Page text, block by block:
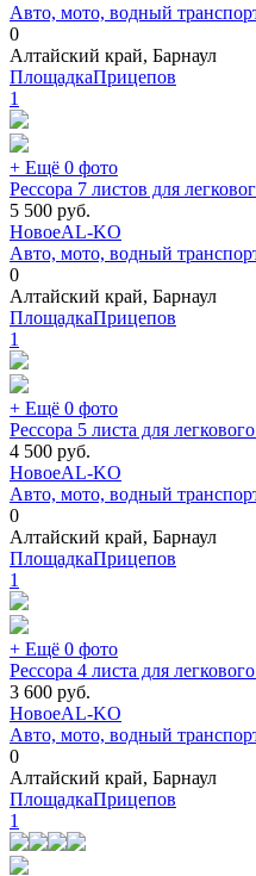
Авто, мото, водный
0
Алтайский край, Барнаул
ПлощадкаПрицепов
1
+ Ещё 0 фото
Рессора 7 листов для
5 500 руб.
НовоеAL-KO
Авто, мото, водный
0
Алтайский край, Барнаул
ПлощадкаПрицепов
1
+ Ещё 0 фото
Рессора 5 листа для
4 500 руб.
НовоеAL-KO
Авто, мото, водный
0
Алтайский край, Барнаул
ПлощадкаПрицепов
1
+ Ещё 0 фото
Рессора 4 листа для
3 600 руб.
НовоеAL-KO
Авто, мото, водный
0
Алтайский край, Барнаул
ПлощадкаПрицепов
1